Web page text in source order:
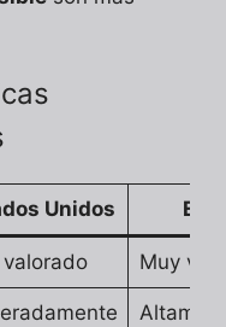
Unidos
Muy